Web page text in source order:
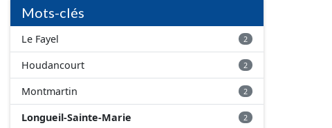
Mots-clés
Le Fayel 2
Houdancourt 2
Montmartin 2
Longueil-Sainte-Marie 2